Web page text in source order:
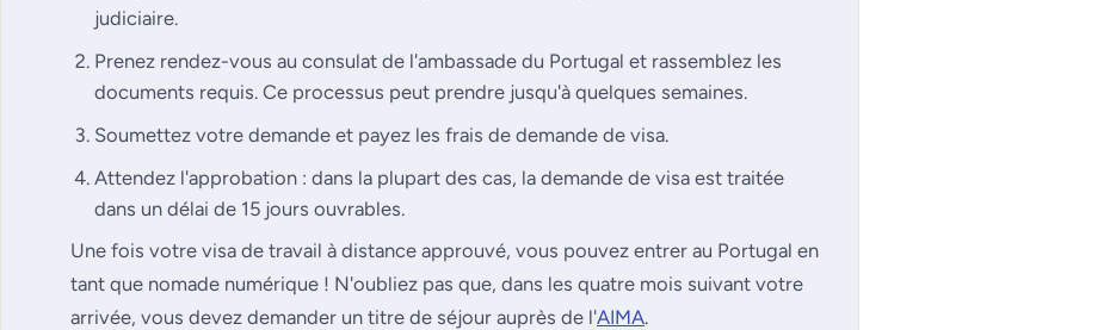
judiciaire.
Prenez rendez-vous au consulat de l'ambassade du Portugal et rassemblez les
documents requis. Ce processus peut prendre jusqu'à quelques semaines.
Soumettez votre demande et payez les frais de demande de visa.
Attendez l'approbation : dans la plupart des cas, la demande de visa est traitée
dans un délai de 15 jours ouvrables.
Une fois votre visa de travail à distance approuvé, vous pouvez entrer au Portugal en
tant que nomade numérique ! N'oubliez pas que, dans les quatre mois suivant votre
arrivée, vous devez demander un titre de séjour auprès de l'AIMA.